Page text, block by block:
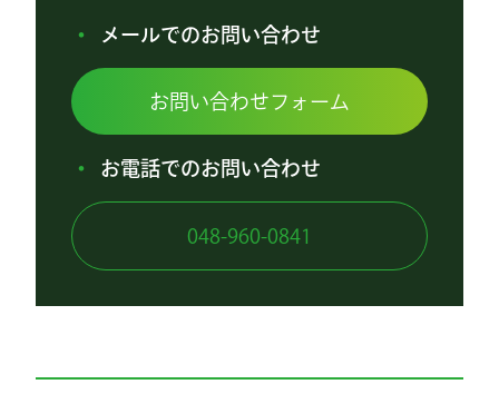
メールでのお問い合わせ
お問い合わせフォーム
お電話でのお問い合わせ
048-960-0841